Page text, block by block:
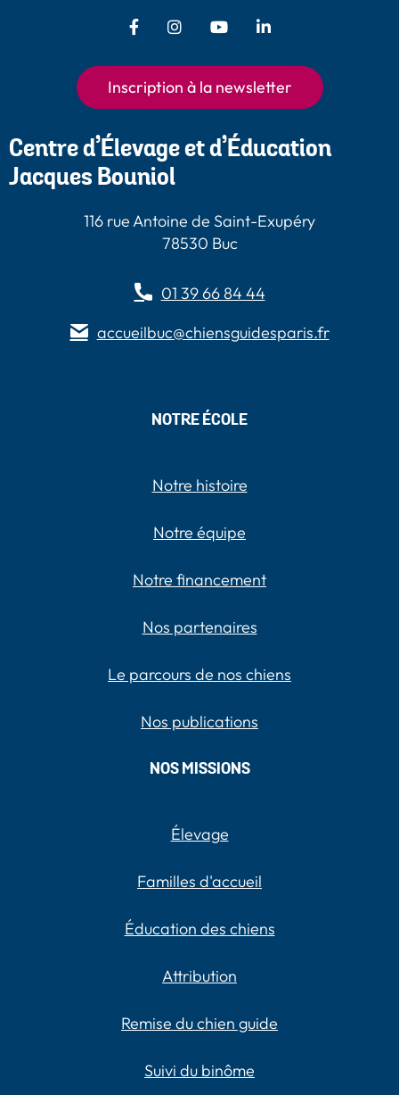
Facebook - Chiens Guides Paris
Instagram - Chiens Guides
Youtube - Chiens
Paris
Inscription à la newsletter
Centre d’Élevage et d’Éducation
Jacques Bouniol
116 rue Antoine de Saint-Exupéry
78530 Buc
01 39 66 84 44
accueilbuc@chiensguidesparis.fr
NOTRE ÉCOLE
Notre histoire
Notre équipe
Notre financement
Nos partenaires
Le parcours de nos chiens
Nos publications
NOS MISSIONS
Élevage
Familles d'accueil
Éducation des chiens
Attribution
Remise du chien guide
Suivi du binôme